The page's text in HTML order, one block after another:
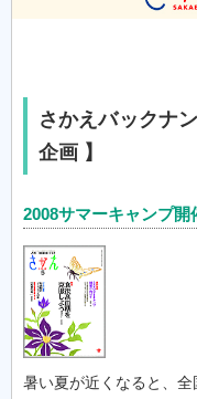
さかえバックナ
企画 】
2008サマーキャンプ開
暑い夏が近くなると、